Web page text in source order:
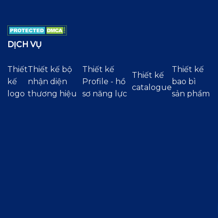
DỊCH VỤ
Thiết
kế
logo
Thiết kế bộ
nhận diện
thương hiệu
Thiết kế
Profile - hồ
sơ năng lực
Thiết kế
catalogue
Thiết kế
bao bì
sản phẩm